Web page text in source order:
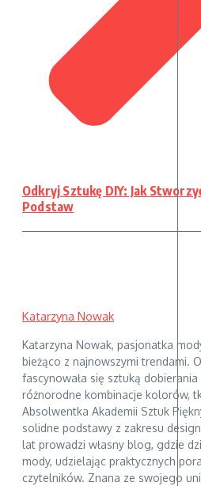
Odkryj Sztukę DIY: Jak
Podstaw
Katarzyna Nowak
Katarzyna Nowak, pasjonatka
bieżąco z najnowszymi trendami.
fascynowała się sztuką
różnorodne kombinacje kolorów,
Absolwentka Akademii Sztuk
solidne podstawy z zakresu
lat prowadzi własny blog, gdzie
mody, udzielając praktycznych
czytelników. Znana ze swojego